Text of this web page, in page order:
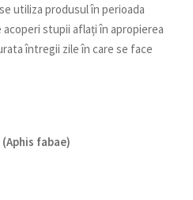
utiliza produsul în perioada
stupii aflați în apropierea
întregii zile în care se face
fabae)